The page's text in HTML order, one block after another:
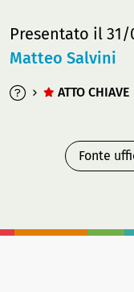
Presentato il 31/
Matteo Salvini
ATTO CHIAVE
Fonte